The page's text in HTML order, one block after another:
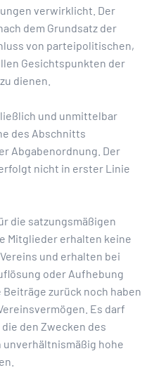
verwirklicht. Der
dem Grundsatz der
von parteipolitischen,
Gesichtspunkten der
dienen.
und unmittelbar
des Abschnitts
Abgabenordnung. Der
nicht in erster Linie
die satzungsmäßigen
Mitglieder erhalten keine
und erhalten bei
oder Aufhebung
zurück noch haben
Es darf
den Zwecken des
hohe